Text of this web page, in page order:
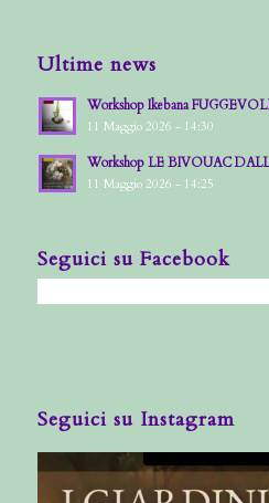
Ultime news
Workshop Ikebana
11 Maggio 2026 - 14:30
Workshop LE BIVOUAC
11 Maggio 2026 - 14:25
Seguici su Facebook
Seguici su Instagram